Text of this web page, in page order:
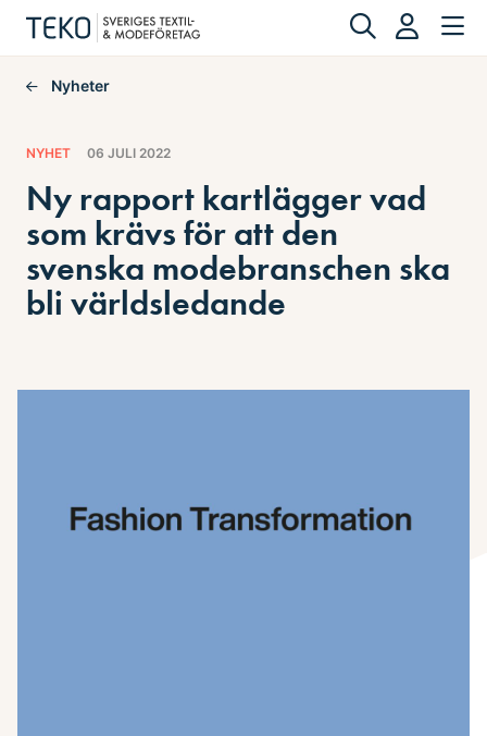
Nyheter
NYHET 06 JULI 2022
Ny rapport kartlägger vad
som krävs för att den
svenska modebranschen ska
bli världsledande